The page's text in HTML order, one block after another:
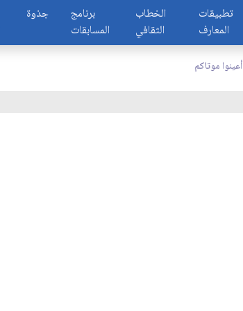
جذوة
برنامج
المسابقات
الخطاب
الثقافي
تطبيقات
المعارف
أعينوا موتاكم